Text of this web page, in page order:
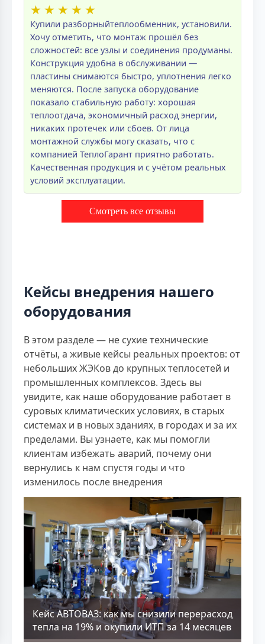
★ ★ ★ ★ ★
Купили разборныйтеплообменник, установили.
Хочу отметить, что монтаж прошёл без
сложностей: все узлы и соединения продуманы.
Конструкция удобна в обслуживании —
пластины снимаются быстро, уплотнения легко
меняются. После запуска оборудование
показало стабильную работу: хорошая
теплоотдача, экономичный расход энергии,
никаких протечек или сбоев. От лица
монтажной службы могу сказать, что с
компанией ТеплоГарант приятно работать.
Качественная продукция и с учётом реальных
условий эксплуатации.
Смотреть все отзывы
Кейсы внедрения нашего
оборудования
В этом разделе — не сухие технические
отчёты, а живые кейсы реальных проектов: от
небольших ЖЭКов до крупных теплосетей и
промышленных комплексов. Здесь вы
увидите, как наше оборудование работает в
суровых климатических условиях, в старых
системах и в новых зданиях, в городах и за их
пределами. Вы узнаете, как мы помогли
клиентам избежать аварий, почему они
вернулись к нам спустя годы и что
изменилось после внедрения
Кейс АВТОВАЗ: как мы снизили перерасход
тепла на 19% и окупили ИТП за 14 месяцев